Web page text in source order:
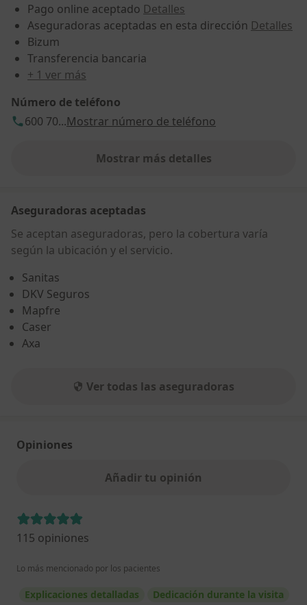
Pago online aceptado Detalles
Aseguradoras aceptadas en esta dirección Detalles
Bizum
Transferencia bancaria
+ 1 ver más
Número de teléfono
600 70...Mostrar número de teléfono
Mostrar más detalles
sobre la dirección
Aseguradoras aceptadas
Se aceptan aseguradoras, pero la cobertura varía
según la ubicación y el servicio.
Sanitas
DKV Seguros
Mapfre
Caser
Axa
Ver todas las aseguradoras
Opiniones
Añadir tu opinión
115 opiniones
Lo más mencionado por los pacientes
Explicaciones detalladas
Dedicación durante la visita